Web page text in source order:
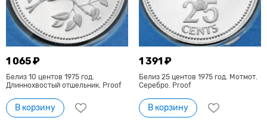
1 065 ₽
Белиз 10 центов 1975 год.
Длиннохвостый отшельник. Proof
В корзину
1 391 ₽
Белиз 25 центов 1975 год. Мотмот.
Серебро. Proof
В корзину